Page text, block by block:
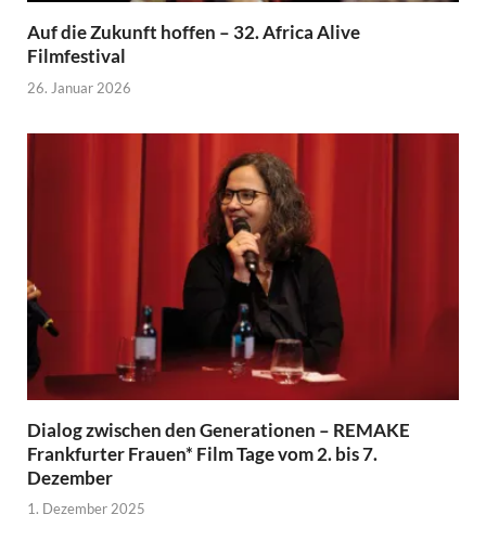
Auf die Zukunft hoffen – 32. Africa Alive
Filmfestival
26. Januar 2026
Dialog zwischen den Generationen – REMAKE
Frankfurter Frauen* Film Tage vom 2. bis 7.
Dezember
1. Dezember 2025